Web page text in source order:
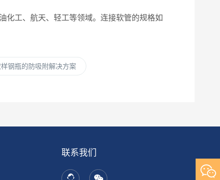
工、航天、轻工等领域。连接软管的规格如
钢瓶的防吸附解决方案
联系我们